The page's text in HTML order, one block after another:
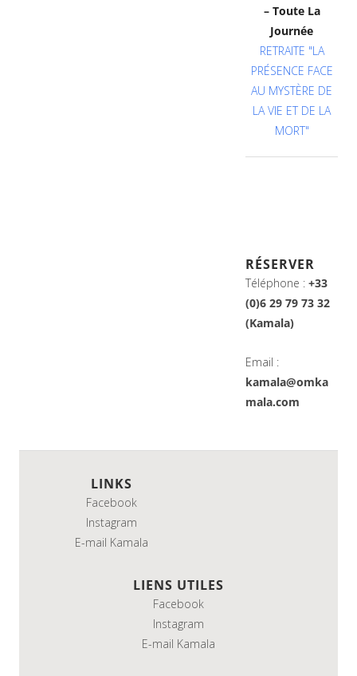
– Toute La
Journée
RETRAITE "LA
PRÉSENCE FACE
AU MYSTÈRE DE
LA VIE ET DE LA
MORT"
RÉSERVER
Téléphone : +33
(0)6 29 79 73 32
(Kamala)
Email :
kamala@omka
mala.com
LINKS
Facebook
Instagram
E-mail Kamala
LIENS UTILES
Facebook
Instagram
E-mail Kamala